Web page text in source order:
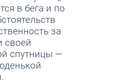
в бега и по
за
своей
спутницы —